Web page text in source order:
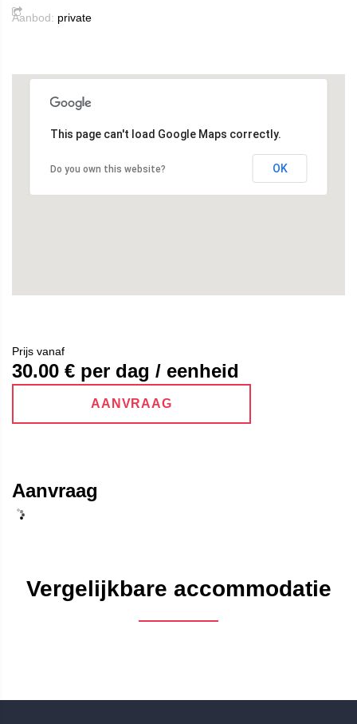
Aanbod: private
This page can't load Google Maps correctly.
Do you own this website? OK
Prijs vanaf
30.00 € per dag / eenheid
AANVRAAG
Aanvraag
Vergelijkbare accommodatie